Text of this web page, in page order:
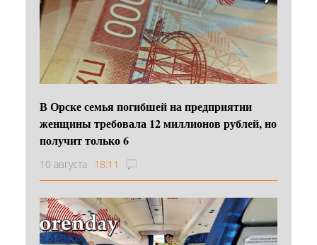
В Орске семья погибшей на предприятии
женщины требовала 12 миллионов рублей, но
получит только 6
10 августа 18:11